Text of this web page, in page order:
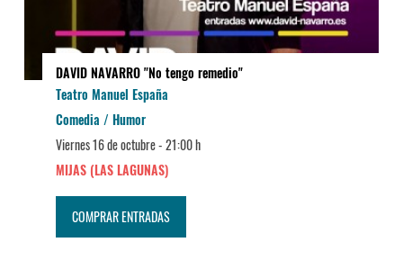
DAVID NAVARRO "No tengo remedio"
Teatro Manuel España
Comedia / Humor
Viernes 16 de octubre -21:00 h
MIJAS (LAS LAGUNAS)
COMPRAR ENTRADAS